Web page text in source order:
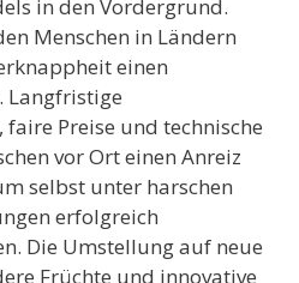
in den Vordergrund.
Menschen in Ländern
einen
Langfristige
Preise und technische
vor Ort einen Anreiz
selbst unter harschen
erfolgreich
Die Umstellung auf neue
Früchte und innovative